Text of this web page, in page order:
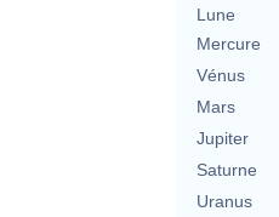
Lune
Mercure
Vénus
Mars
Jupiter
Saturne
Uranus